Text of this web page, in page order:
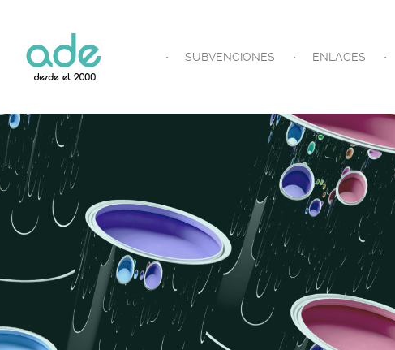
SUBVENCIONES ENLACES